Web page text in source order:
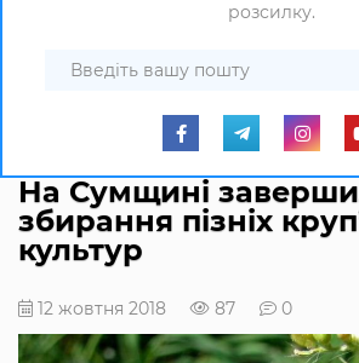
розсилку.
На Сумщині
збирання пізніх
культур
12 жовтня 2018 87 0